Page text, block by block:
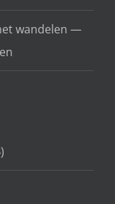
wandelen —